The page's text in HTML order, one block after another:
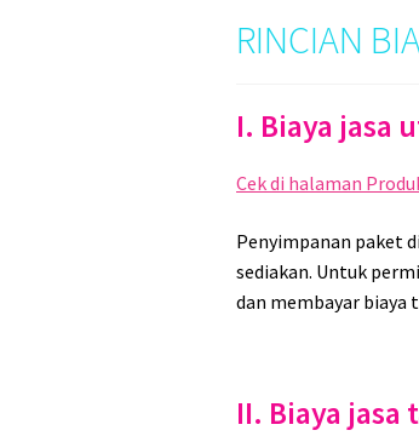
RINCIAN
I. Biaya jasa
Cek di halaman
Penyimpanan paket
sediakan. Untuk
dan membayar biaya
II. Biaya jasa